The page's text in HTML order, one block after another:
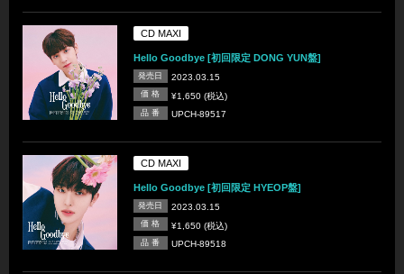
CD MAXI
Hello Goodbye [初回限定 DONG YUN盤]
発売日 2023.03.15
価 格 ¥1,650 (税込)
品 番 UPCH-89517
CD MAXI
Hello Goodbye [初回限定 HYEOP盤]
発売日 2023.03.15
価 格 ¥1,650 (税込)
品 番 UPCH-89518